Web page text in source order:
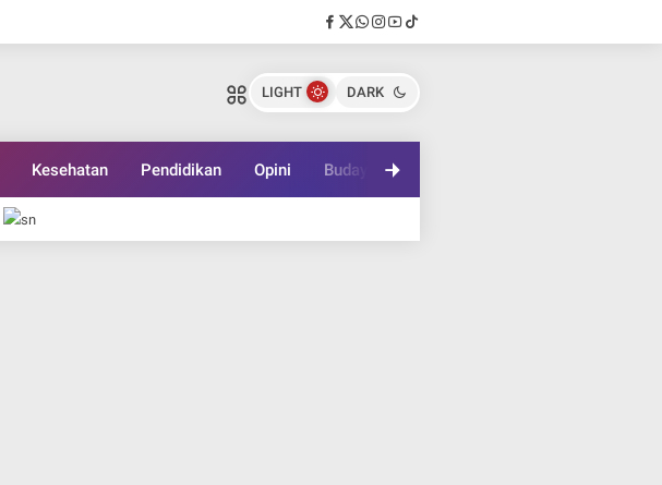
LIGHT DARK
Kesehatan Pendidikan Opini Budaya